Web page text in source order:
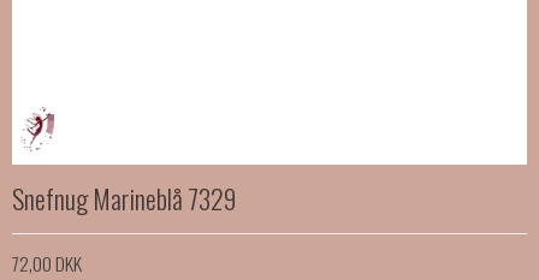
Snefnug Marineblå 7329
72,00 DKK